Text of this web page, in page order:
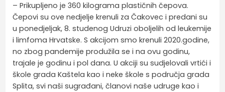
– Prikupljeno je 360 kilograma plastičnih čepova.
Čepovi su ove nedjelje krenuli za Čakovec i predani su
u ponedjeljak, 8. studenog Udruzi oboljelih od leukemije
i limfoma Hrvatske. S akcijom smo krenuli 2020.godine,
no zbog pandemije produžila se i na ovu godinu,
trajale je godinu i pol dana. U akciji su sudjelovali vrtići i
škole grada Kaštela kao i neke škole s područja grada
Splita, svi naši sugrađani, članovi naše udruge kao i